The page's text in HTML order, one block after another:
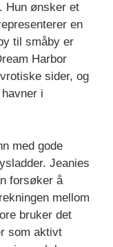
Hun ønsker et
en
til småby er
Harbor
sider, og
i
med gode
Jeanies
forsøker å
mellom
bruker det
som aktivt